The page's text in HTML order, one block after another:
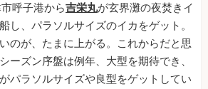
呼子港から吉栄丸が玄界灘の夜焚きイ
し、パラソルサイズのイカをゲット。
のが、たまに上がる。これからだと思
ーズン序盤は例年、大型を期待でき、
パラソルサイズや良型をゲットしてい